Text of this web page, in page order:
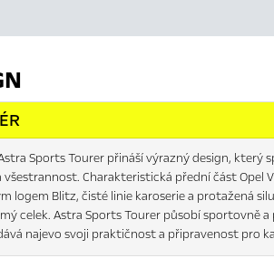
Sports Tourer přináší výrazný design, který
všestrannost. Charakteristická přední část Opel
logem Blitz, čisté linie karoserie a protažená
celek. Astra Sports Tourer působí sportovně
najevo svoji praktičnost a připravenost pro